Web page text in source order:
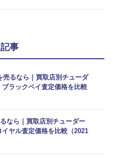
事
売るなら｜買取店別チューダ
ラックベイ査定価格を比較
なら｜買取店別チューダー
イヤル査定価格を比較（2021